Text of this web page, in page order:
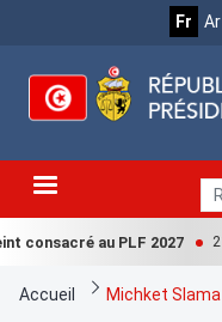
principal
Fr Ar
consacré au PLF 2027
FilAccueil Michket Slama